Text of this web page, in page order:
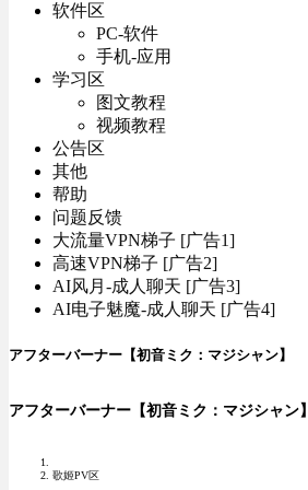
软件区
PC-软件
手机-应用
学习区
图文教程
视频教程
公告区
其他
帮助
问题反馈
大流量VPN梯子 [广告1]
高速VPN梯子 [广告2]
AI风月-成人聊天 [广告3]
AI电子魅魔-成人聊天 [广告4]
アフターバーナー【初音ミク：マジシャン】
アフターバーナー【初音ミク：マジシャン】
歌姬PV区